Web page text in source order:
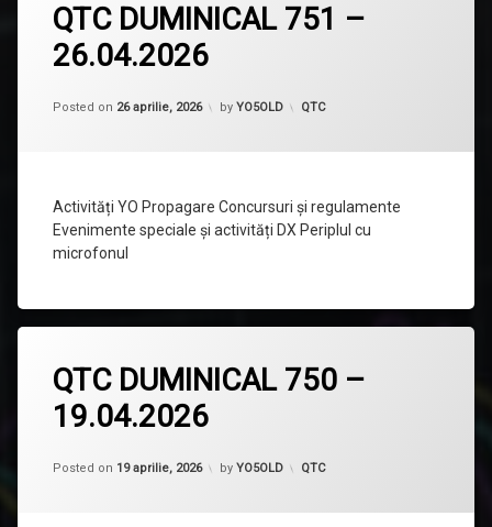
QTC DUMINICAL 751 –
26.04.2026
Posted on 26 aprilie, 2026 by YO5OLD Categorii:
QTC
Activități YO Propagare Concursuri și regulamente
Evenimente speciale și activități DX Periplul cu
microfonul
un
comentariu
la
QTC
751
QTC DUMINICAL 750 –
19.04.2026
Posted on 19 aprilie, 2026 by YO5OLD Categorii:
QTC
un
comentariu
la
QTC
750